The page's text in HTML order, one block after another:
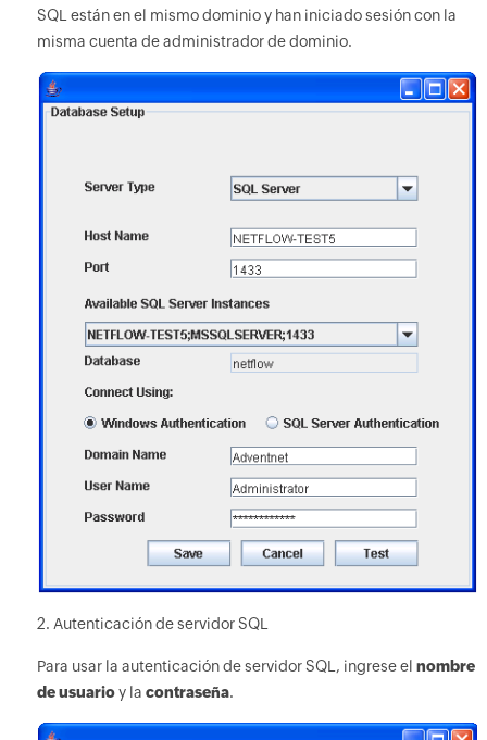
SQL están en el mismo dominio y han iniciado sesión con la
misma cuenta de administrador de dominio.
2. Autenticación de servidor SQL
Para usar la autenticación de servidor SQL, ingrese el nombre
de usuarioy la contraseña.